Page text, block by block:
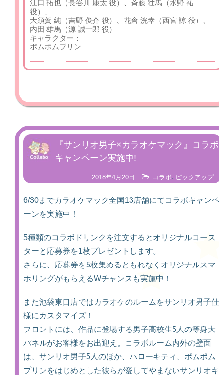
江口 拓也（長谷川 康太 役）、斉藤 壮馬（水野 祐
役）、
大須賀 純（吉野 俊介 役）、 花倉 洸幸（西宮 諒 役）、
内田 雄馬（源 誠一郎 役）
キャラクター：
ポムポムプリン
『サンリオ男子×カラオケマック』コラボ
キャンペーン実施中!
2018年4月20日 コラボ, ピックアップ
6/30までカラオケマック全国13店舗にてコラボキャンペ
ーンを実施中！
5種類のコラボドリンクを注文するとオリジナルコース
ターと応募券を1枚プレゼントします。
さらに、応募券を5枚集めるともれなくオリジナルスマ
ホリングがもらえるWチャンスも実施中！
また池袋東口店ではカラオケのルームをサンリオ男子仕
様にカスタマイズ！
フロントには、作品に登場する男子高校生5人の等身大
パネルがお客様をお出迎え。コラボルーム内外の壁面
は、サンリオ男子5人のほか、ハローキティ、ポムポム
プリンをはじめとした彼らが愛してやまないサンリオキ